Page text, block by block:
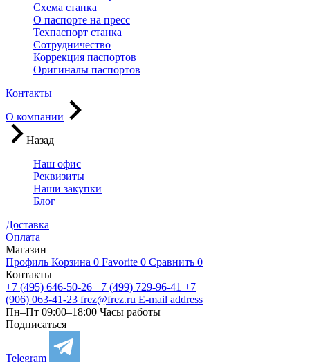
Схема станка
О паспорте на пресс
Техпаспорт станка
Сотрудничество
Коррекция паспортов
Оригиналы паспортов
Контакты
О компании
Назад
Наш офис
Реквизиты
Наши закупки
Блог
Доставка
Оплата
Магазин
Профиль Корзина 0 Favorite 0 Сравнить 0
Контакты
+7 (495) 646-50-26 +7 (499) 729-96-41 +7
(906) 063-41-23 frez@frez.ru E-mail address
Пн–Пт 09:00–18:00 Часы работы
Подписаться
Telegram